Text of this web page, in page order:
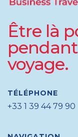
Être là
voyage.
TÉLÉPHONE
+33 1 39 44 79 90